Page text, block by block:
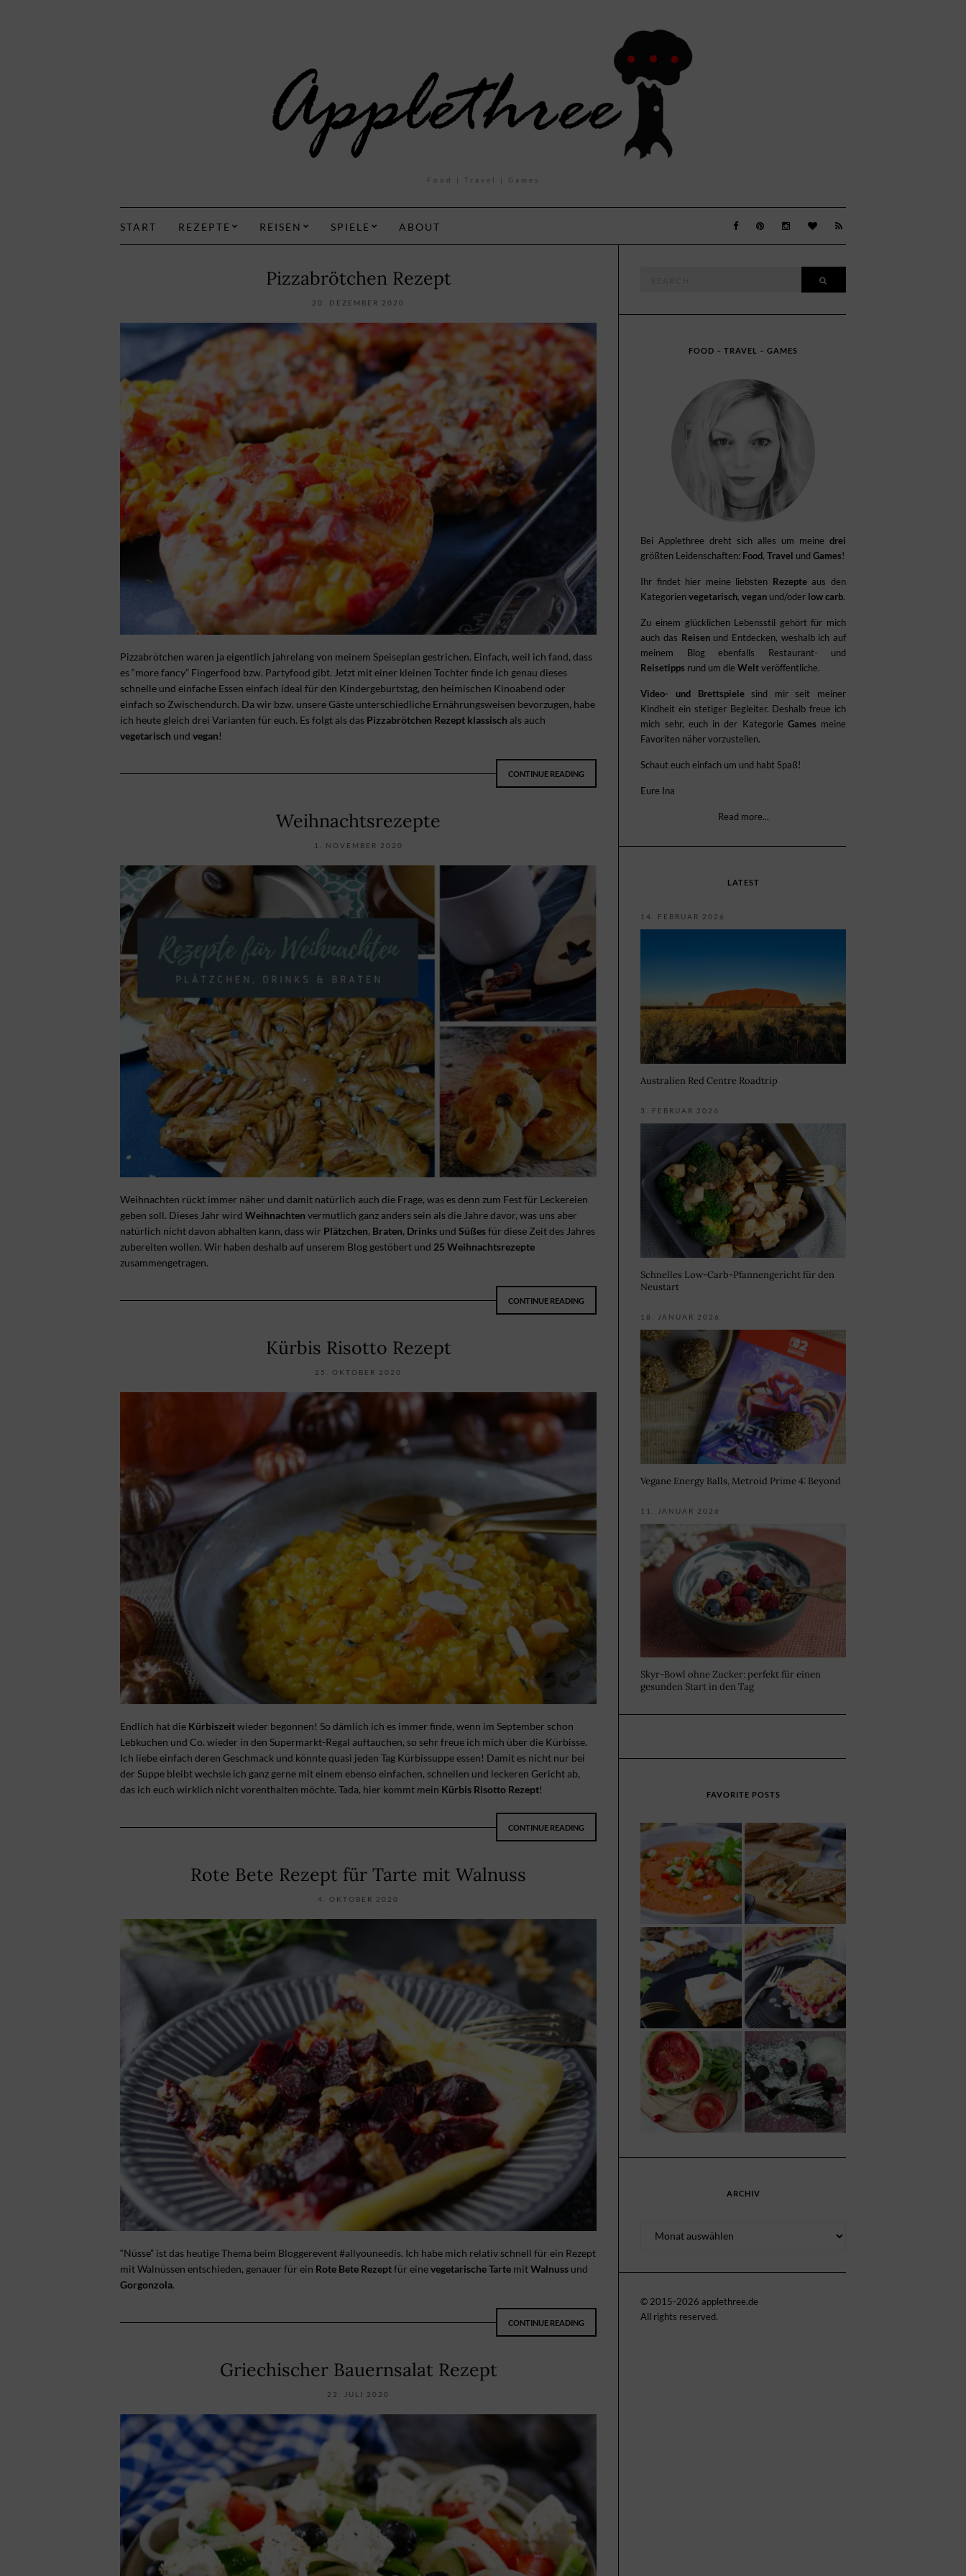
Food | Travel | Games
START REZEPTE REISEN SPIELE ABOUT
Pizzabrötchen Rezept
20. DEZEMBER 2020
Pizzabrötchen waren ja eigentlich jahrelang von meinem Speiseplan gestrichen. Einfach, weil ich fand, dass
es “more fancy” Fingerfood bzw. Partyfood gibt. Jetzt mit einer kleinen Tochter finde ich genau dieses
schnelle und einfache Essen einfach ideal für den Kindergeburtstag, den heimischen Kinoabend oder
einfach so Zwischendurch. Da wir bzw. unsere Gäste unterschiedliche Ernährungsweisen bevorzugen, habe
ich heute gleich drei Varianten für euch. Es folgt als das Pizzabrötchen Rezept klassisch als auch
vegetarisch und vegan!
CONTINUE READING
Weihnachtsrezepte
1. NOVEMBER 2020
Weihnachten rückt immer näher und damit natürlich auch die Frage, was es denn zum Fest für Leckereien
geben soll. Dieses Jahr wird Weihnachten vermutlich ganz anders sein als die Jahre davor, was uns aber
natürlich nicht davon abhalten kann, dass wir Plätzchen, Braten, Drinks und Süßesfür diese Zeit des Jahres
zubereiten wollen. Wir haben deshalb auf unserem Blog gestöbert und 25 Weihnachtsrezepte
zusammengetragen.
CONTINUE READING
Kürbis Risotto Rezept
25. OKTOBER 2020
Endlich hat die Kürbiszeitwieder begonnen! So dämlich ich es immer finde, wenn im September schon
Lebkuchen und Co. wieder in den Supermarkt-Regal auftauchen, so sehr freue ich mich über die Kürbisse.
Ich liebe einfach deren Geschmack und könnte quasi jeden Tag Kürbissuppe essen! Damit es nicht nur bei
der Suppe bleibt wechsle ich ganz gerne mit einem ebenso einfachen, schnellen und leckeren Gericht ab,
das ich euch wirklich nicht vorenthalten möchte. Tada, hier kommt mein Kürbis Risotto Rezept!
CONTINUE READING
Rote Bete Rezept für Tarte mit Walnuss
4. OKTOBER 2020
“Nüsse” ist das heutige Thema beim Bloggerevent #allyouneedis. Ich habe mich relativ schnell für ein Rezept
mit Walnüssen entschieden, genauer für ein Rote Bete Rezeptfür einevegetarische Tarte mitWalnuss und
Gorgonzola.
CONTINUE READING
Griechischer Bauernsalat Rezept
22. JULI 2020
FOOD – TRAVEL – GAMES
Bei Applethree dreht sich alles um meine drei
größten Leidenschaften: Food,Travel undGames!
Ihr findet hier meine liebsten Rezepteaus den
Kategorienvegetarisch,vegan und/oder low carb.
Zu einem glücklichen Lebensstil gehört für mich
auch das Reisenund Entdecken, weshalb ich auf
meinem Blog ebenfalls Restaurant- und
Reisetipps rund um dieWeltveröffentliche.
Video- und Brettspielesind mir seit meiner
Kindheit ein stetiger Begleiter. Deshalb freue ich
mich sehr, euch in der Kategorie Games meine
Favoriten näher vorzustellen.
Schaut euch einfach um und habt Spaß!
Eure Ina
Read more...
LATEST
14. FEBRUAR 2026
Australien Red Centre Roadtrip
3. FEBRUAR 2026
Schnelles Low-Carb-Pfannengericht für den
Neustart
18. JANUAR 2026
Vegane Energy Balls, Metroid Prime 4: Beyond
11. JANUAR 2026
Skyr-Bowl ohne Zucker: perfekt für einen
gesunden Start in den Tag
FAVORITE POSTS
ARCHIV
© 2015-2026 applethree.de
All rights reserved.